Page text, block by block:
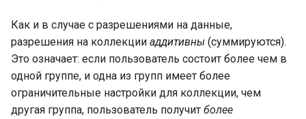
Как и в случае с разрешениями на данные,
разрешения на коллекции аддитивны (суммируются).
Это означает: если пользователь состоит более чем в
одной группе, и одна из групп имеет более
ограничительные настройки для коллекции, чем
другая группа, пользователь получит более